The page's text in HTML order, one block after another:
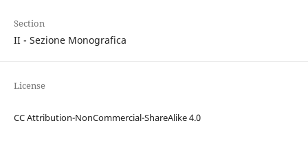
Section
II - Sezione Monografica
License
CC Attribution-NonCommercial-ShareAlike 4.0